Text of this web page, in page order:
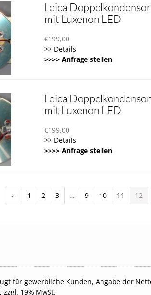
Leica Doppelkondensor
mit Luxenon LED
€199,00
>> Details
>>>> Anfrage stellen
Leica Doppelkondensor
mit Luxenon LED
€199,00
>> Details
>>>> Anfrage stellen
← 1 2 3 … 9 10 11 12
für gewerbliche Kunden, Angabe der
19% MwSt.